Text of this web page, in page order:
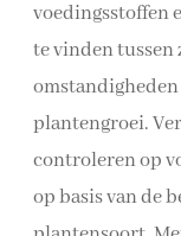
voedingsstoffen
te vinden tussen
omstandigheden
plantengroei.
controleren op
op basis van de